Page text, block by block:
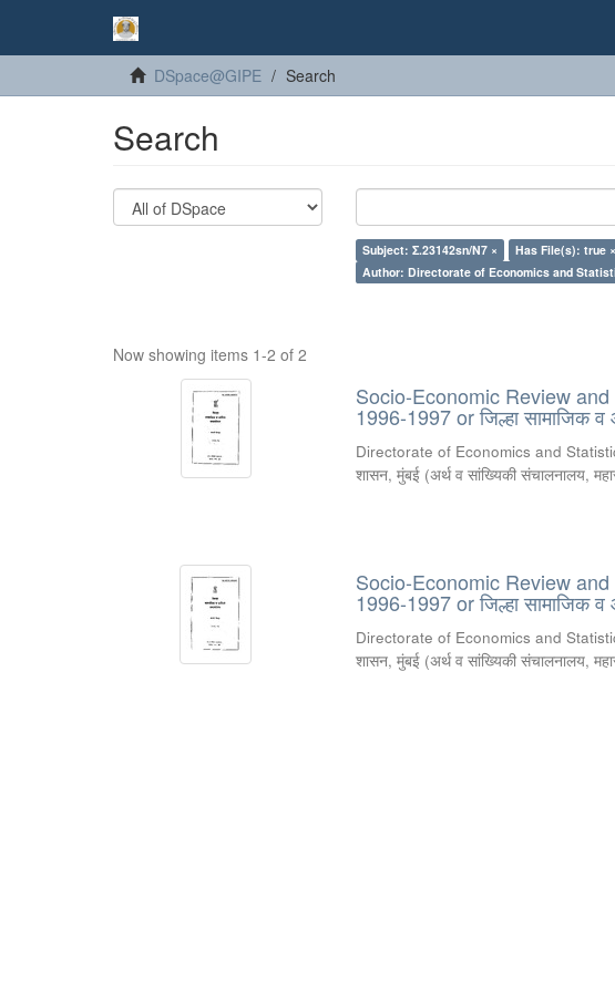
DSpace@GIPE Search
Search
Subject: Σ.23142sn/N7 ×
Has File(s): true ×
Author: Directorate of Economics and
Now showing items 1-2 of 2
Socio-Economic Review
1996-1997 or जिल्हा सामाजिक
Directorate of Economics and
शासन, मुंबई (अर्थ व सांख्यिकी संचालनालय,
Socio-Economic Review
1996-1997 or जिल्हा सामाजिक
Directorate of Economics and
शासन, मुंबई (अर्थ व सांख्यिकी संचालनालय,